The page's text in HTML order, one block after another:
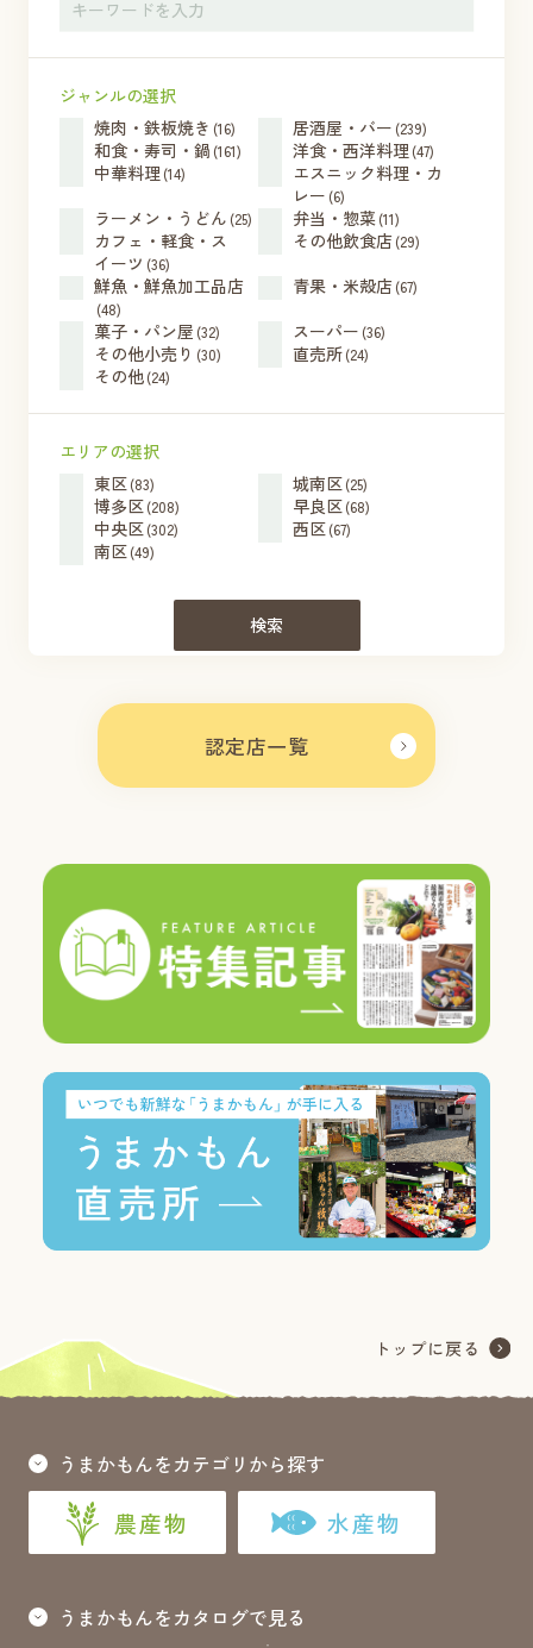
認定店一覧
ジャンルの選択
焼肉・鉄板焼き (16) 居酒屋・バー (239)
和食・寿司・鍋 (161) 洋食・西洋料理 (47)
中華料理 (14)
エスニック料理・カ
レー (6)
ラーメン・うどん (25) 弁当・惣菜(11)
カフェ・軽食・ス
イーツ (36)
その他飲食店(29)
鮮魚・鮮魚加工品店
(48)
青果・米殻店(67)
菓子・パン屋 (32) スーパー (36)
その他小売り (30) 直売所(24)
その他(24)
エリアの選択
東区(83) 城南区(25)
博多区(208) 早良区(68)
中央区(302) 西区(67)
南区(49)
検索
うまかもんをカテゴリから探す
農産物 水産物
うまかもんをカタログで見る